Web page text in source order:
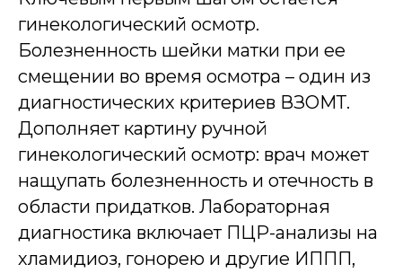
гинекологический осмотр.
Болезненность шейки матки при ее
смещении во время осмотра – один из
диагностических критериев ВЗОМТ.
Дополняет картину ручной
гинекологический осмотр: врач может
нащупать болезненность и отечность в
области придатков. Лабораторная
диагностика включает ПЦР-анализы на
хламидиоз, гонорею и другие ИППП,